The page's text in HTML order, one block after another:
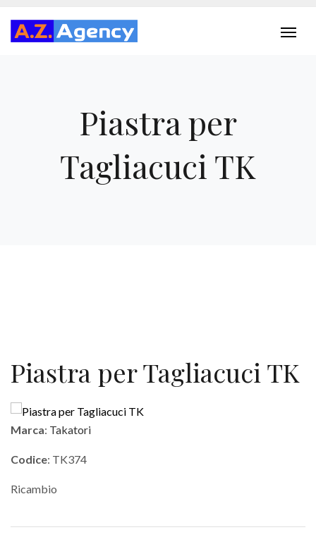
Piastra per
Tagliacuci TK
Piastra per Tagliacuci TK
Marca: Takatori
Codice: TK374
Ricambio